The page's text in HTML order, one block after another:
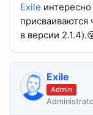
Exile
в версии
Exile
Admin